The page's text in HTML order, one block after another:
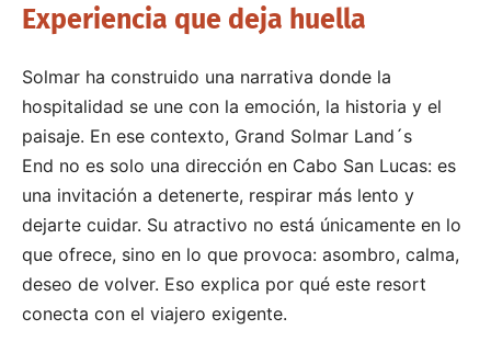
Experiencia que deja huella
Solmar ha construido una narrativa donde la
hospitalidad se une con la emoción, la historia y el
paisaje. En ese contexto, Grand Solmar Land´s
End no es solo una dirección en Cabo San Lucas: es
una invitación a detenerte, respirar más lento y
dejarte cuidar. Su atractivo no está únicamente en lo
que ofrece, sino en lo que provoca: asombro, calma,
deseo de volver. Eso explica por qué este resort
conecta con el viajero exigente.